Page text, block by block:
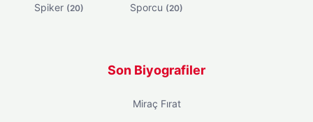
Spiker (20) Sporcu (20)
Son Biyografiler
Miraç Fırat